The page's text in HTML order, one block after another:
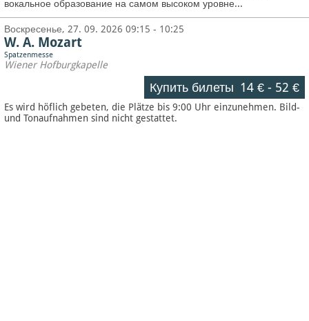
вокальное образование на самом высоком уровне...
Воскресенье, 27. 09. 2026 09:15 - 10:25
W. A. Mozart
Spatzenmesse
Wiener Hofburgkapelle
Купить билеты 14 €- 52 €
Es wird höflich gebeten, die Plätze bis 9:00 Uhr einzunehmen. Bild-
und Tonaufnahmen sind nicht gestattet.